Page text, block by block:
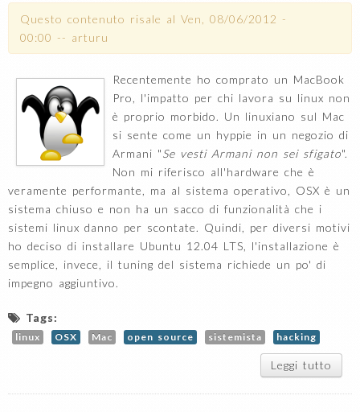
Questo contenuto risale al Ven, 08/06/2012 -
00:00 -- arturu
Recentemente ho comprato un MacBook
Pro, l'impatto per chi lavora su linux non
è proprio morbido. Un linuxiano sul Mac
si sente come un hyppie in un negozio di
Armani "Se vesti Armani non sei sfigato".
Non mi riferisco all'hardware che è
veramente performante, ma al sistema operativo, OSX è un
sistema chiuso e non ha un sacco di funzionalità che i
sistemi linux danno per scontate. Quindi, per diversi motivi
ho deciso di installare Ubuntu 12.04 LTS, l'installazione è
semplice, invece, il tuning del sistema richiede un po' di
impegno aggiuntivo.
Tags:
linux OSX Mac open source sistemista hacking
Leggi tutto